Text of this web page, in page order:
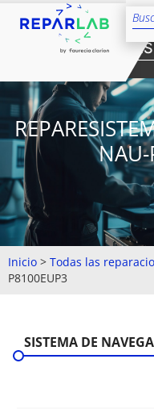
ES
Inicio > Todas las
P8100EUP3
SISTEMA DE